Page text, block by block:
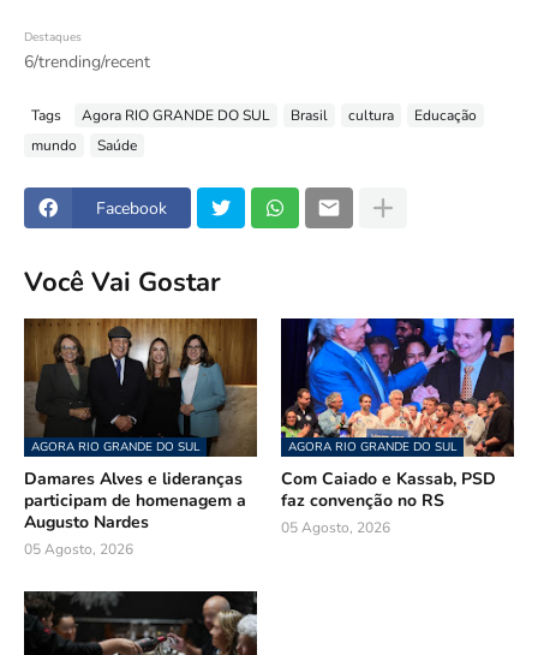
Destaques
6/trending/recent
Tags Agora RIO GRANDE DO SUL Brasil cultura
Educação
mundo
Saúde
Facebook
Você Vai Gostar
AGORA RIO GRANDE DO SUL
Damares Alves e lideranças
participam de homenagem a
Augusto Nardes
05 Agosto, 2026
AGORA RIO GRANDE DO SUL
Com Caiado e Kassab, PSD
faz convenção no RS
05 Agosto, 2026